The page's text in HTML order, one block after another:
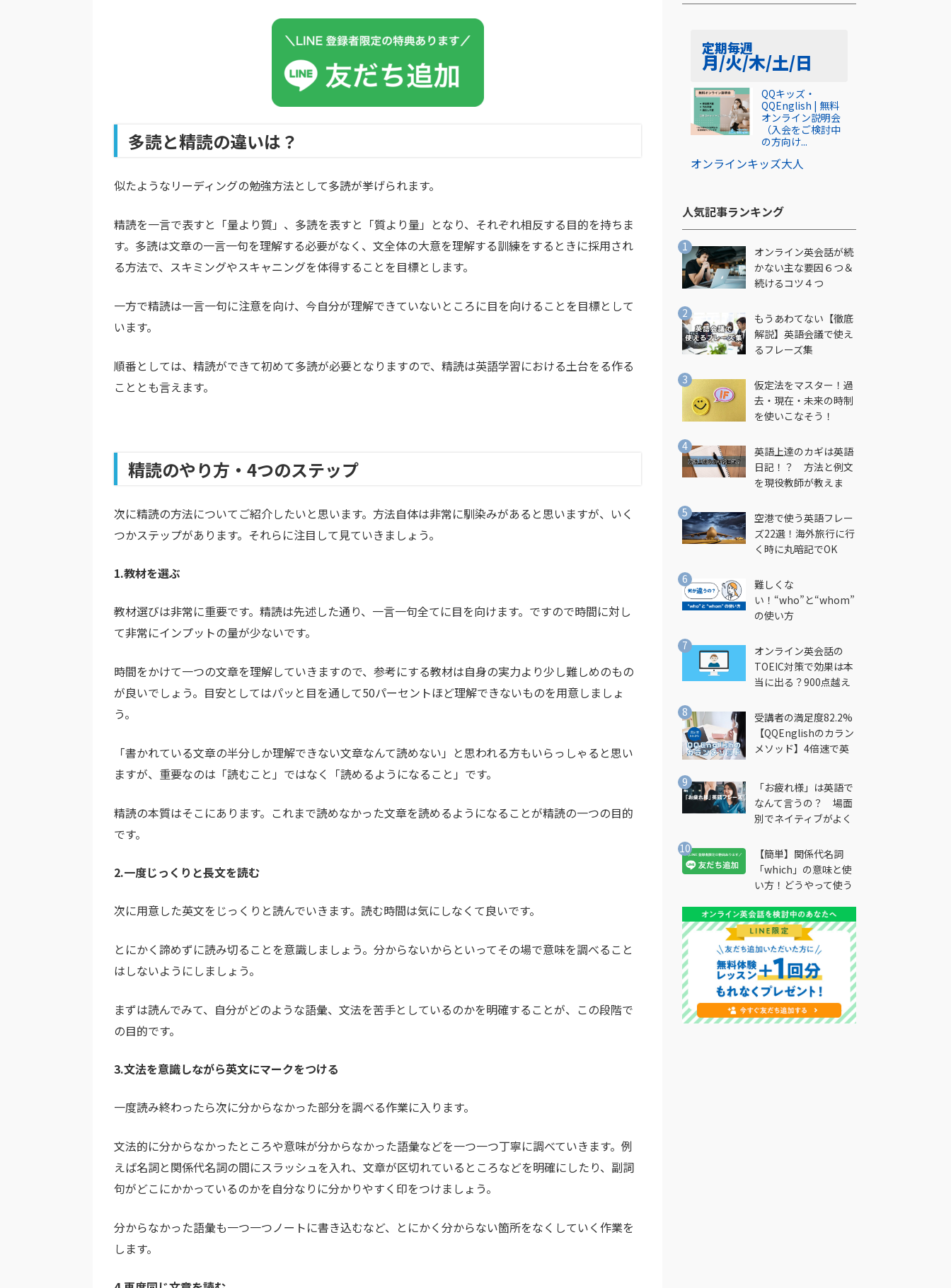
多読と精読の違いは？
似たようなリーディングの勉強方法として多読が挙げられます。
精読を一言で表すと「量より質」、多読を表すと「質より量」となり、それぞれ相反する目的を持ちま
す。多読は文章の一言一句を理解する必要がなく、文全体の大意を理解する訓練をするときに採用され
る方法で、スキミングやスキャニングを体得することを目標とします。
一方で精読は一言一句に注意を向け、今自分が理解できていないところに目を向けることを目標として
います。
順番としては、精読ができて初めて多読が必要となりますので、精読は英語学習における土台をる作る
こととも言えます。
精読のやり方・4つのステップ
次に精読の方法についてご紹介したいと思います。方法自体は非常に馴染みがあると思いますが、いく
つかステップがあります。それらに注目して見ていきましょう。
1.教材を選ぶ
教材選びは非常に重要です。精読は先述した通り、一言一句全てに目を向けます。ですので時間に対し
て非常にインプットの量が少ないです。
時間をかけて一つの文章を理解していきますので、参考にする教材は自身の実力より少し難しめのもの
が良いでしょう。目安としてはパッと目を通して50パーセントほど理解できないものを用意しましょ
う。
「書かれている文章の半分しか理解できない文章なんて読めない」と思われる方もいらっしゃると思い
ますが、重要なのは「読むこと」ではなく「読めるようになること」です。
精読の本質はそこにあります。これまで読めなかった文章を読めるようになることが精読の一つの目的
です。
2.一度じっくりと長文を読む
次に用意した英文をじっくりと読んでいきます。読む時間は気にしなくて良いです。
とにかく諦めずに読み切ることを意識しましょう。分からないからといってその場で意味を調べること
はしないようにしましょう。
まずは読んでみて、自分がどのような語彙、文法を苦手としているのかを明確することが、この段階で
の目的です。
3.文法を意識しながら英文にマークをつける
一度読み終わったら次に分からなかった部分を調べる作業に入ります。
文法的に分からなかったところや意味が分からなかった語彙などを一つ一つ丁寧に調べていきます。例
えば名詞と関係代名詞の間にスラッシュを入れ、文章が区切れているところなどを明確にしたり、副詞
句がどこにかかっているのかを自分なりに分かりやすく印をつけましょう。
分からなかった語彙も一つ一つノートに書き込むなど、とにかく分からない箇所をなくしていく作業を
します。
定期毎週
月/火/木/土/日
オンラインキッズ大人
QQキッズ・
QQEnglish | 無料
オンライン説明会
（入会をご検討中
の方向け...
人気記事ランキング​
オンライン英会話が続
かない主な要因６つ＆
続けるコツ４つ
もうあわてない【徹底
解説】英語会議で使え
るフレーズ集
仮定法をマスター！過
去・現在・未来の時制
を使いこなそう！
英語上達のカギは英語
日記！？ 方法と例文
を現役教師が教えま
空港で使う英語フレー
ズ22選！海外旅行に行
く時に丸暗記でOK
難しくな
い！“who”と“whom”
の使い方
オンライン英会話の
TOEIC対策で効果は本
当に出る？900点越え
受講者の満足度82.2%
【QQEnglishのカラン
メソッド】4倍速で英
法とは？
「お疲れ様」は英語で
なんて言うの？ 場面
別でネイティブがよく
説
【簡単】関係代名詞
「which」の意味と使
い方！どうやって使う